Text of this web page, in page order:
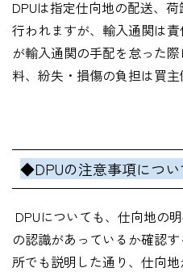
DPUは指定仕向地の配送、
行われますが、輸入通関は
が輸入通関の手配を怠った
料、紛失・損傷の負担は買主
◆DPUの注意事項につい
DPUについても、仕向地の
の認識があっているか確認
所でも説明した通り、仕向